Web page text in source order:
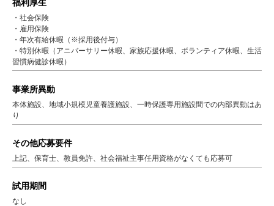
福利厚生
・社会保険
・雇用保険
・年次有給休暇（※採用後付与）
・特別休暇（アニバーサリー休暇、家族応援休暇、ボランティア休暇、生活
習慣病健診休暇）
事業所異動
本体施設、地域小規模児童養護施設、一時保護専用施設間での内部異動はあ
り
その他応募要件
上記、保育士、教員免許、社会福祉主事任用資格がなくても応募可
試用期間
なし